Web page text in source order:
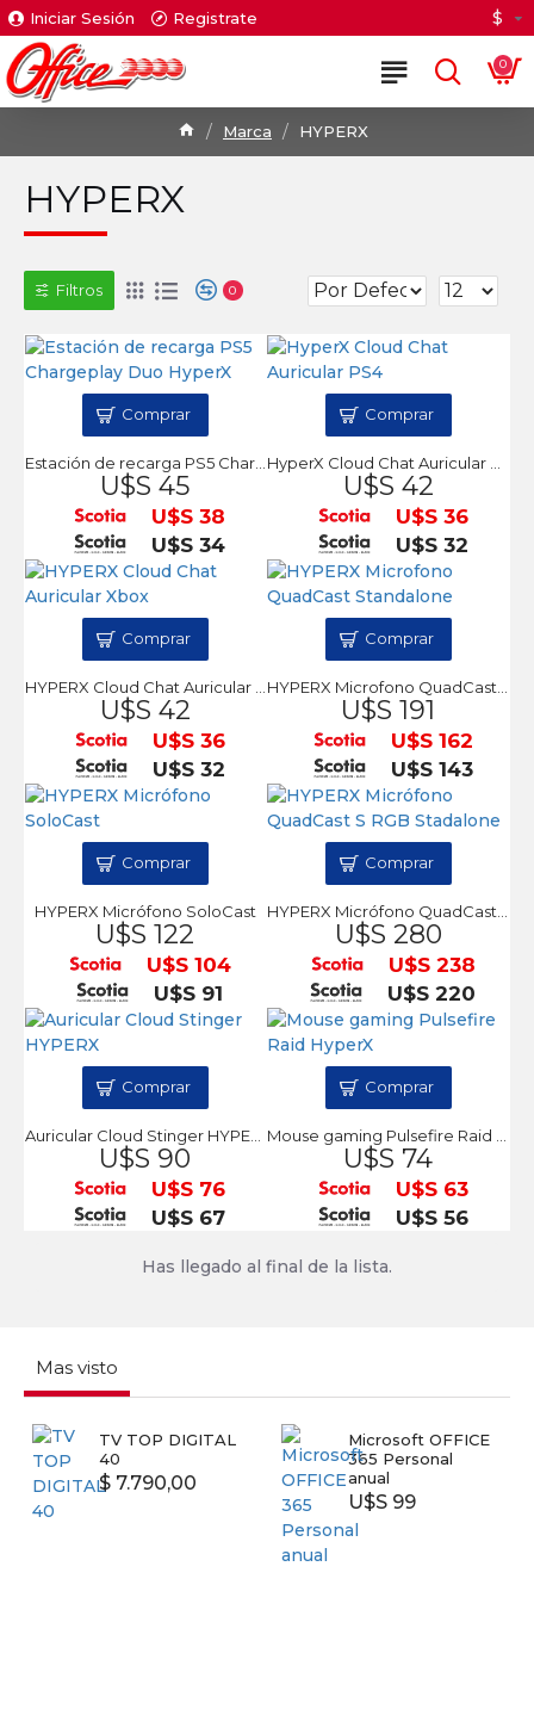
Iniciar Sesión Registrate $
0
Marca HYPERX
HYPERX
Filtros 0
Estación de recarga PS5 Chargeplay Duo HyperX
U$S 45
U$S 38
U$S 34
Comprar
U$S 42
U$S 36
U$S 32
Comprar
U$S 42
U$S 36
U$S 32
Comprar
U$S 191
U$S 162
U$S 143
Comprar
HYPERX Micrófono SoloCast
U$S 122
U$S 104
U$S 91
Comprar
U$S 280
U$S 238
U$S 220
Comprar
Auricular Cloud Stinger HYPERX
U$S 90
U$S 76
U$S 67
Comprar
U$S 74
U$S 63
U$S 56
Comprar
Has llegado al final de la lista.
Mas visto
TV TOP DIGITAL
40
$ 7.790,00
Microsoft OFFICE
365 Personal
anual
U$S 99